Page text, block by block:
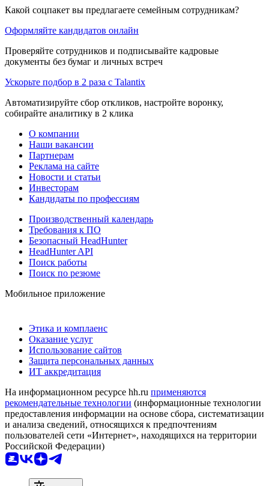
Какой соцпакет вы предлагаете семейным сотрудникам?
Оформляйте кандидатов онлайн
Проверяйте сотрудников и подписывайте кадровые
документы без бумаг и личных встреч
Ускорьте подбор в 2 раза с Talantix
Автоматизируйте сбор откликов, настройте воронку,
собирайте аналитику в 2 клика
О компании
Наши вакансии
Партнерам
Реклама на сайте
Новости и статьи
Инвесторам
Кандидаты по профессиям
Производственный календарь
Требования к ПО
Безопасный HeadHunter
HeadHunter API
Поиск работы
Поиск по резюме
Мобильное приложение
Этика и комплаенс
Оказание услуг
Использование сайтов
Защита персональных данных
ИТ аккредитация
На информационном ресурсе hh.ru применяются
рекомендательные технологии (информационные технологии
предоставления информации на основе сбора, систематизации
и анализа сведений, относящихся к предпочтениям
пользователей сети «Интернет», находящихся на территории
Российской Федерации)